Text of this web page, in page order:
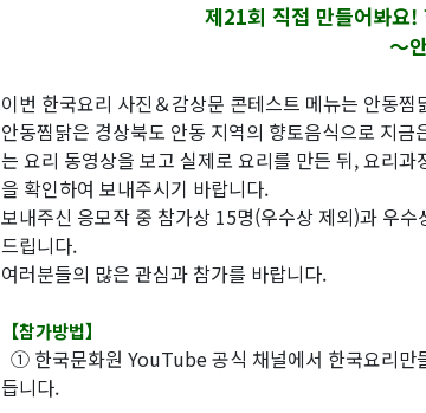
제21회 직접 만들어봐요!
～
이번 한국요리 사진＆감상문 콘테스트 메뉴는 안동찜
안동찜닭은 경상북도 안동 지역의 향토음식으로 지
는 요리 동영상을 보고 실제로 요리를 만든 뒤, 요리
을 확인하여 보내주시기 바랍니다.
보내주신 응모작 중 참가상 15명(우수상 제외)과 우
드립니다.
여러분들의 많은 관심과 참가를 바랍니다.
【참가방법】
① 한국문화원 YouTube 공식 채널에서 한국요리만
듭니다.